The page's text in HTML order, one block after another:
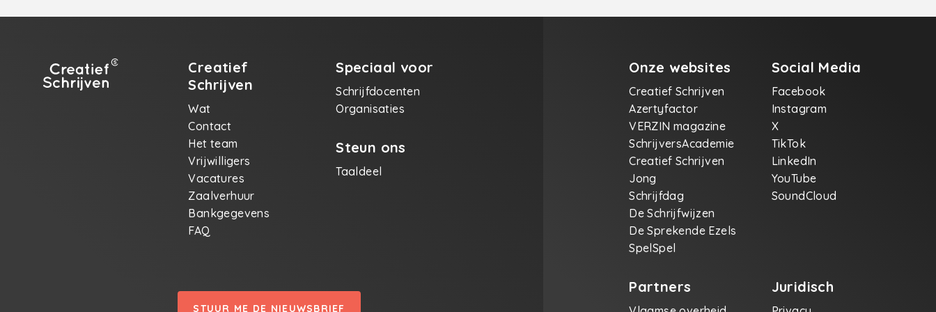
centimeterdik ducktape er rond
gewikkeldJan had niet zo graag
brandweer daar ook alweer toen
bloednuchtere wereld lag dat
dichtbij vervelend realisme Jan
vergeten dat hij terug zijn eigen
moeder herkende zij herkent hem
nu al lang niet meervoor de
dingen zoekend achter datgene
Creatief
Schrijven
Wat
Contact
Het team
Vrijwilligers
Vacatures
Zaalverhuur
Bankgegevens
FAQ
Speciaal voor
Schrijfdocenten
Organisaties
Steun ons
Taaldeel
STUUR ME DE NIEUWSBRIEF
Onze websites
Creatief Schrijven
Azertyfactor
VERZIN magazine
SchrijversAcademie
Creatief Schrijven
Jong
Schrijfdag
De Schrijfwijzen
De Sprekende Ezels
SpelSpel
Social Media
Facebook
Instagram
X
TikTok
LinkedIn
YouTube
SoundCloud
Partners Juridisch